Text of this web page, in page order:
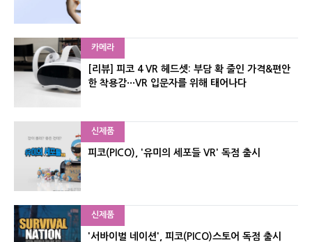
카메라
[리뷰] 피코 4 VR 헤드셋: 부담 확 줄인 가격&편안
한 착용감···VR 입문자를 위해 태어나다
신제품
피코(PICO), '유미의 세포들 VR' 독점 출시
신제품
'서바이벌 네이션', 피코(PICO)스토어 독점 출시